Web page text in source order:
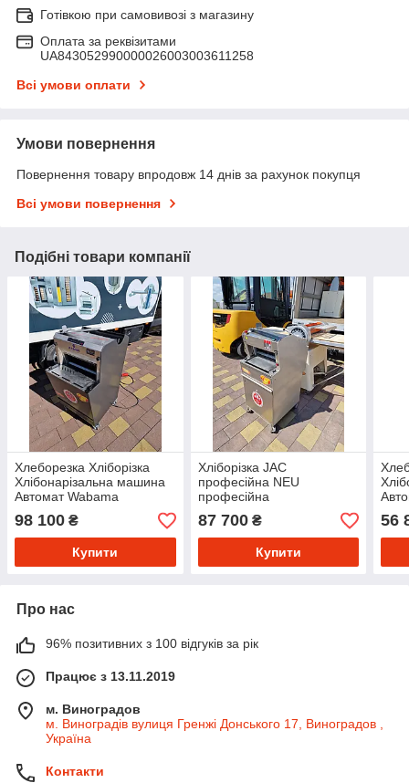
Готівкою при самовивозі з магазину
Оплата за реквізитами
UA843052990000026003003611258
Всі умови оплати
Умови повернення
Повернення товару впродовж 14 днів за рахунок покупця
Всі умови повернення
Подібні товари компанії
Хлеборезка Хліборізка
Хлібонарізальна машина
Автомат Wabama
професійна
98 100 ₴
Купити
Хліборізка JAC
професійна NEU
професійна
87 700₴
Купити
56
Про нас
96% позитивних з 100 відгуків за рік
Працює з 13.11.2019
м. Виноградов
м. Виноградів вулиця Гренжі Донського 17, Виноградов ,
Україна
Контакти